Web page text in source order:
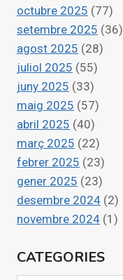
octubre 2025 (77)
setembre 2025 (36)
agost 2025 (28)
juliol 2025 (55)
juny 2025 (33)
maig 2025 (57)
abril 2025 (40)
març 2025 (22)
febrer 2025 (23)
gener 2025 (23)
desembre 2024 (2)
novembre 2024 (1)
CATEGORIES